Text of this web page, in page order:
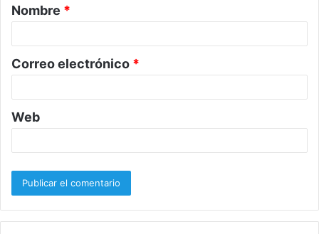
r
o
*
Nombre *
Correo electrónico *
Web